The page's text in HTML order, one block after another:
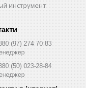
инструмент
(97) 274-70-83
(50) 023-28-84